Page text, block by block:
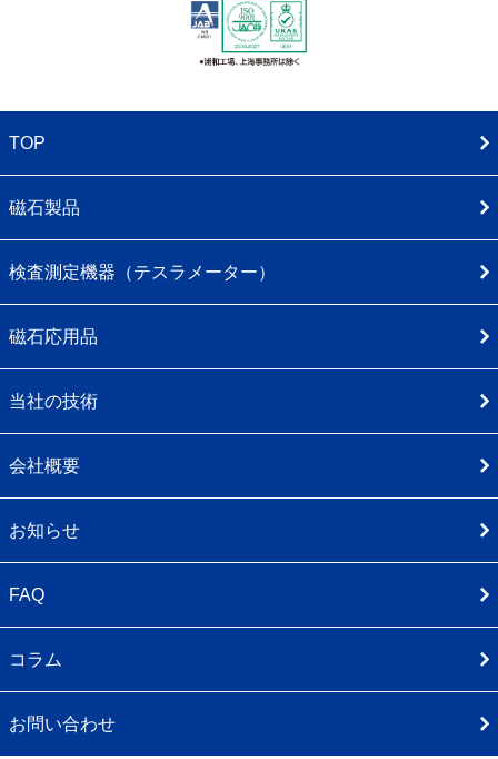
TOP
磁石製品
検査測定機器（テスラメーター）
磁石応用品
当社の技術
会社概要
お知らせ
FAQ
コラム
お問い合わせ